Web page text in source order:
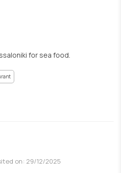
for sea food.
on: 29/12/2025